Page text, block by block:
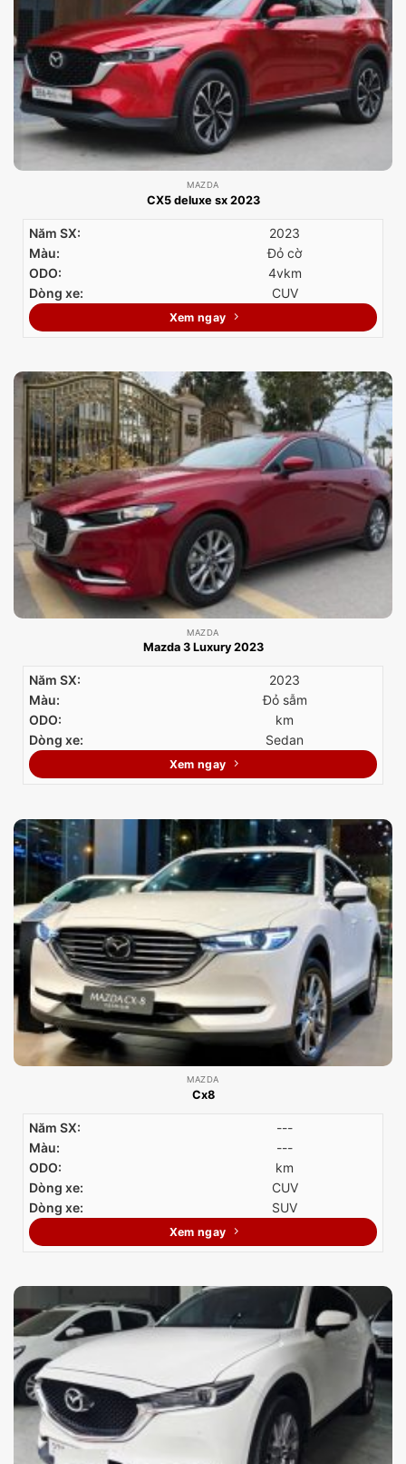
MAZDA
CX5 deluxe sx 2023
Năm SX:
2023
Màu:
Đỏ cờ
ODO:
4vkm
Dòng xe:
CUV
Xem ngay
MAZDA
Mazda 3 Luxury 2023
Năm SX:
2023
Màu:
Đỏ sẫm
ODO:
km
Dòng xe:
Sedan
Xem ngay
MAZDA
Cx8
Năm SX:
---
Màu:
---
ODO:
km
Dòng xe:
CUV
Dòng xe:
SUV
Xem ngay